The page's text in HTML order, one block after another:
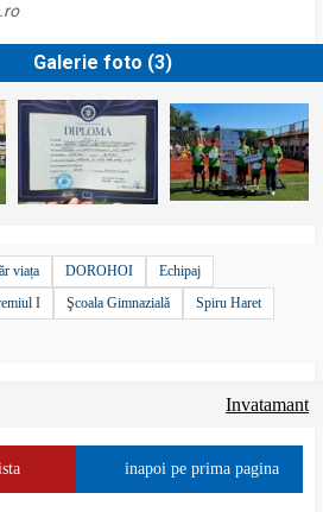
Galerie foto (3)
viața DOROHOI
Echipaj
I Şcoala Gimnazială
Spiru Haret
Invatamant
inapoi pe prima pagina